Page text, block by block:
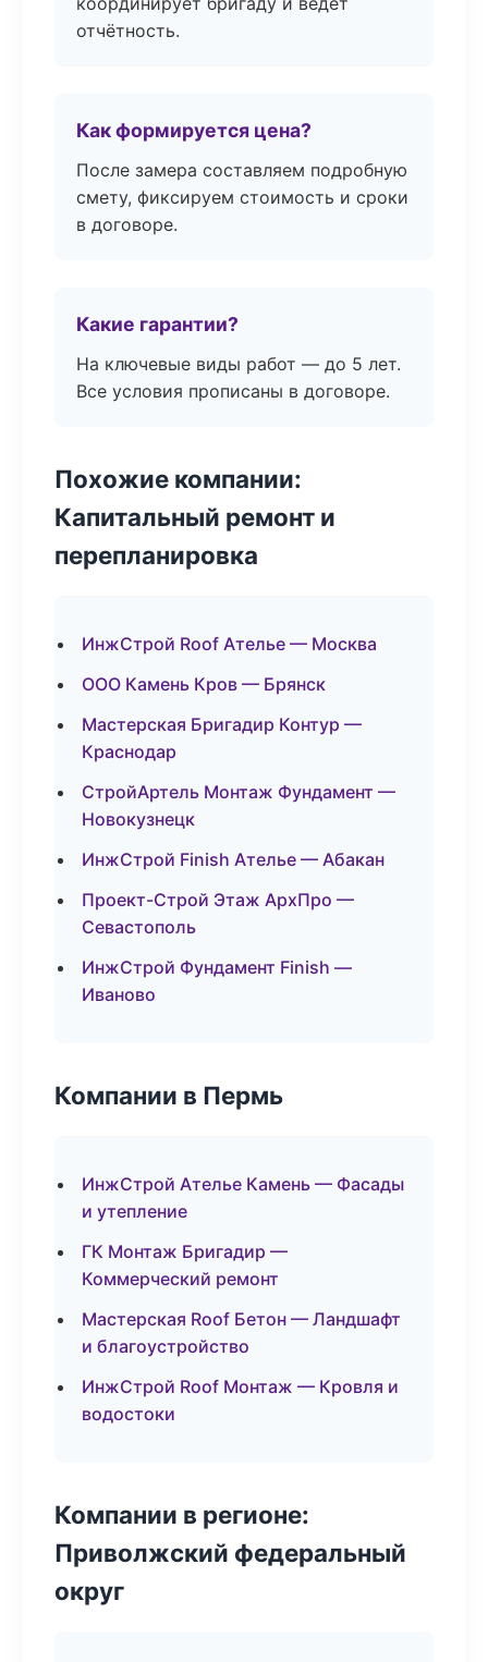
отчётность.
Как формируется цена?
После замера составляем подробную
смету, фиксируем стоимость и сроки
в договоре.
Какие гарантии?
На ключевые виды работ — до 5 лет.
Все условия прописаны в договоре.
Похожие компании:
Капитальный ремонт и
перепланировка
ИнжСтрой Roof Ателье — Москва
ООО Камень Кров — Брянск
Мастерская Бригадир Контур —
Краснодар
СтройАртель Монтаж Фундамент —
Новокузнецк
ИнжСтрой Finish Ателье — Абакан
Проект-Строй Этаж АрхПро —
Севастополь
ИнжСтрой Фундамент Finish —
Иваново
Компании в Пермь
ИнжСтрой Ателье Камень — Фасады
и утепление
ГК Монтаж Бригадир —
Коммерческий ремонт
Мастерская Roof Бетон — Ландшафт
и благоустройство
ИнжСтрой Roof Монтаж — Кровля и
водостоки
Компании в регионе:
Приволжский федеральный
округ